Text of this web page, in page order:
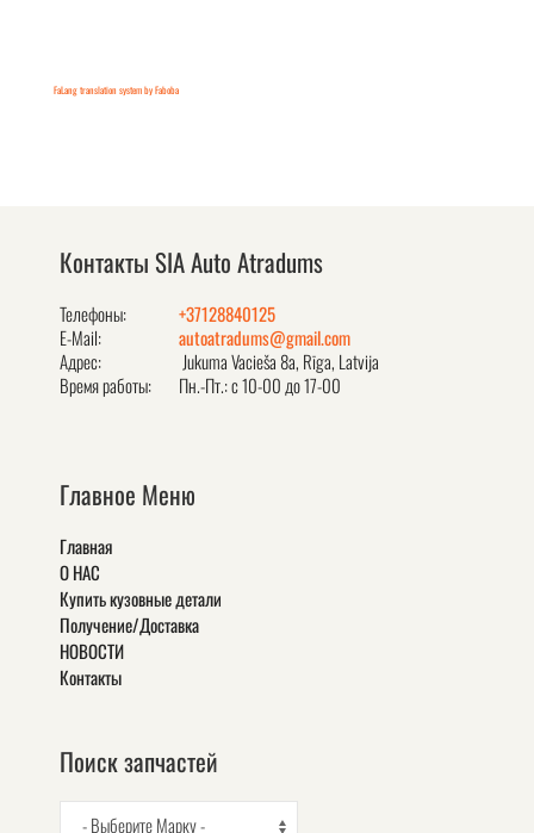
FaLang translation system by Faboba
Контакты SIA Auto Atradums
Телефоны:
+37128840125
E-Mail:
autoatradums@gmail.com
Адрес:
Jukuma Vacieša 8a, Rīga, Latvija
Время работы:
Пн.-Пт.: с 10-00 до 17-00
Главное Меню
Главная
О НАС
Купить кузовные детали
Получение/Доставка
НОВОСТИ
Контакты
Поиск запчастей
- Выберите Марку -